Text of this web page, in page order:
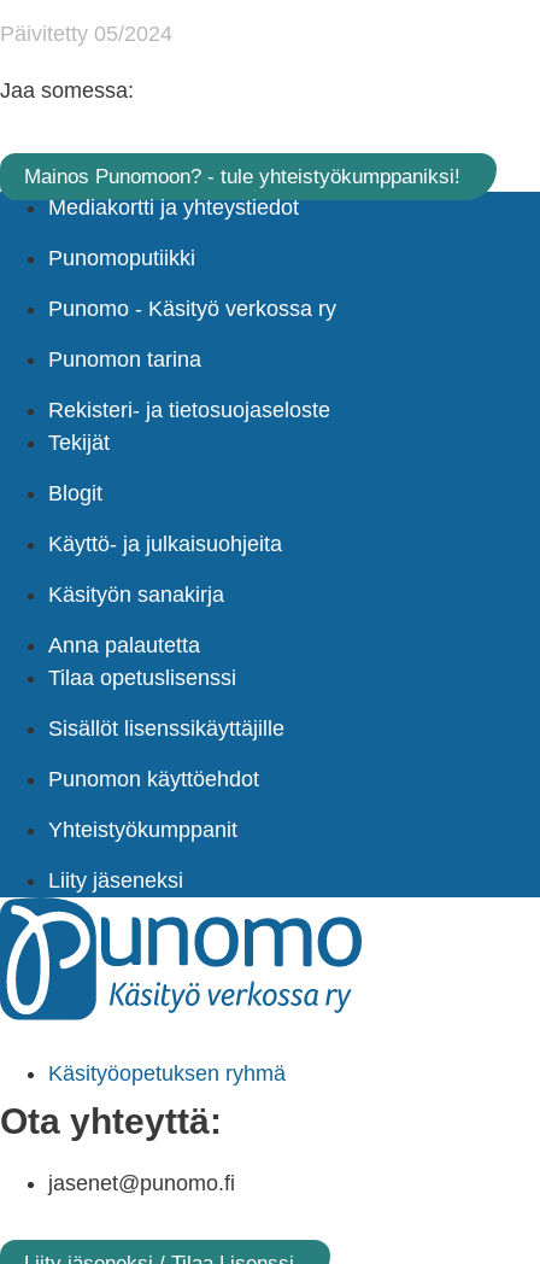
Päivitetty 05/2024
Jaa somessa:
Mainos Punomoon? - tule yhteistyökumppaniksi!
Mediakortti ja yhteystiedot
Punomoputiikki
Punomo - Käsityö verkossa ry
Punomon tarina
Rekisteri- ja tietosuojaseloste
Tekijät
Blogit
Käyttö- ja julkaisuohjeita
Käsityön sanakirja
Anna palautetta
Tilaa opetuslisenssi
Sisällöt lisenssikäyttäjille
Punomon käyttöehdot
Yhteistyökumppanit
Liity jäseneksi
Käsityöopetuksen ryhmä
Ota yhteyttä:
jasenet@punomo.fi